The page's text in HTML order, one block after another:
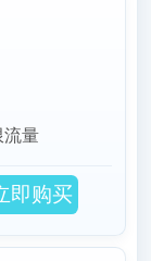
服务器
流量
即购买